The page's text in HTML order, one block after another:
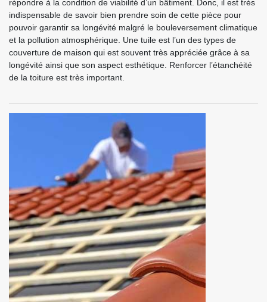
répondre à la condition de viabilité d’un bâtiment. Donc, il est très
indispensable de savoir bien prendre soin de cette pièce pour
pouvoir garantir sa longévité malgré le bouleversement climatique
et la pollution atmosphérique. Une tuile est l’un des types de
couverture de maison qui est souvent très appréciée grâce à sa
longévité ainsi que son aspect esthétique. Renforcer l’étanchéité
de la toiture est très important.